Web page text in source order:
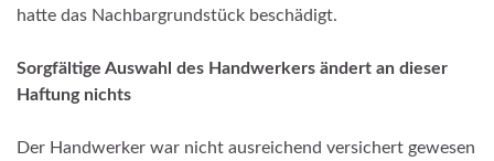
hatte das Nachbargrundstück beschädigt.
Sorgfältige Auswahl des Handwerkers ändert an dieser
Haftung nichts
Der Handwerker war nicht ausreichend versichert gewesen